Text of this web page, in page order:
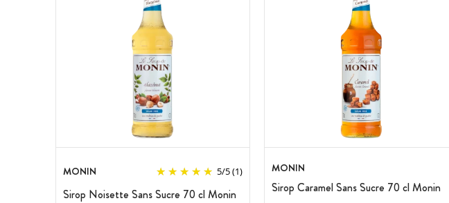
MONIN 5/5(1)
Sirop Noisette Sans Sucre 70 cl Monin
MONIN
Sirop Caramel Sans Sucre 70 cl Monin